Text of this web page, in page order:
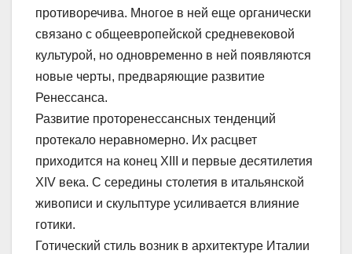
противоречива. Многое в ней еще органически
связано с общеевропейской средневековой
культурой, но одновременно в ней появляются
новые черты, предваряющие развитие
Ренессанса.
Развитие проторенессансных тенденций
протекало неравномерно. Их расцвет
приходится на конец XIII и первые десятилетия
XIV века. С середины столетия в итальянской
живописи и скульптуре усиливается влияние
готики.
Готический стиль возник в архитектуре Италии